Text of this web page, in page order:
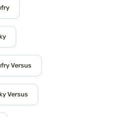
Versus
Versus